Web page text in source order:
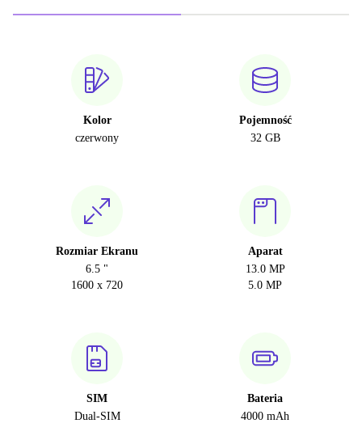
Kolor
czerwony
Pojemność
32 GB
Rozmiar Ekranu
6.5 "
1600 x 720
Aparat
13.0 MP
5.0 MP
SIM
Dual-SIM
Bateria
4000 mAh